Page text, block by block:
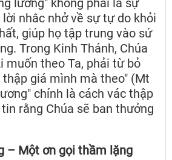
nhắc nhở về sự tự do khỏi
giúp họ tập trung vào sứ
Trong Kinh Thánh, Chúa
muốn theo Ta, phải từ bỏ
giá mình mà theo" (Mt
chính là cách vác thập
rằng Chúa sẽ ban thưởng
– Một ơn gọi thầm lặng